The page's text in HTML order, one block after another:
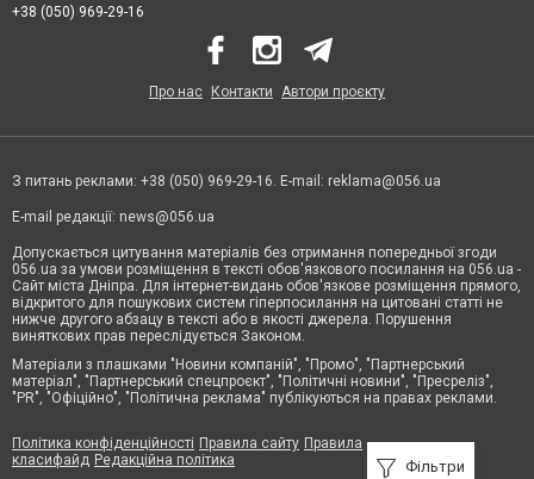
Фільтри
+38 (050) 969-29-16
Про нас Контакти Автори проєкту
З питань реклами: +38 (050) 969-29-16. E-mail: reklama@056.ua
E-mail редакції: news@056.ua
Допускається цитування матеріалів без отримання попередньої згоди
056.ua за умови розміщення в тексті обов'язкового посилання на 056.ua -
Сайт міста Дніпра. Для інтернет-видань обов'язкове розміщення прямого,
відкритого для пошукових систем гіперпосилання на цитовані статті не
нижче другого абзацу в тексті або в якості джерела. Порушення
виняткових прав переслідується Законом.
Матеріали з плашками "Новини компаній", "Промо", "Партнерський
матеріал", "Партнерський спецпроєкт", "Політичні новини", "Пресреліз",
"PR", "Офіційно", "Політична реклама" публікуються на правах реклами.
Політика конфіденційності Правила сайту Правила
класифайд Редакційна політика